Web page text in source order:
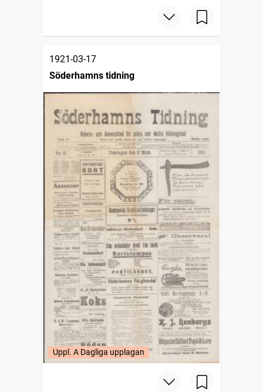
1921-03-17
Söderhamns tidning
Uppl. A Dagliga upplagan